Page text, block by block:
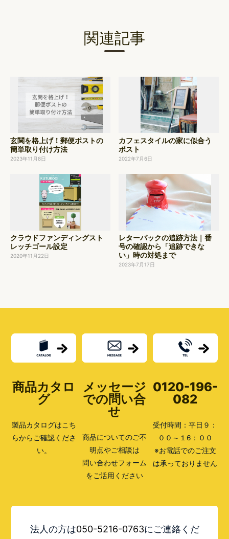
関連記事
玄関を格上げ！郵便ポストの
簡単取り付け方法
2023年11月8日
カフェスタイルの家に似合う
ポスト
2022年7月6日
クラウドファンディングスト
レッチゴール設定
2020年11月22日
レターパックの追跡方法｜番
号の確認から「追跡できな
い」時の対処まで
2023年7月17日
商品カタロ
グ
製品カタログはこち
らからご確認くださ
い。
メッセージ
での問い合
せ
商品についてのご不
明点やご相談は
問い合わせフォーム
をご活用ください
0120-196-
082
受付時間：平日９：
００～１6：００
※お電話でのご注文
は承っておりません
法人の方は050-5216-0763にご連絡くだ